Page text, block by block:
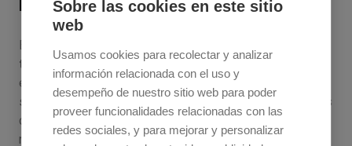
Sobre las cookies en este sitio
web
Usamos cookies para recolectar y analizar
información relacionada con el uso y
desempeño de nuestro sitio web para poder
proveer funcionalidades relacionadas con las
redes sociales, y para mejorar y personalizar
La interpretación, el gran reto
El escenario en el que se mueve la actual logística y el
transporte por carretera es el de una transformación
en la que el Big Data es clave para la cadena de
suministro predictiva. Distinguir los datos de valor de los
circunstanciales o poco útiles para la predicción es un
reto que los departamentos de logística tienen por